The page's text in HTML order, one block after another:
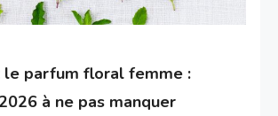
le parfum floral femme :
à ne pas manquer